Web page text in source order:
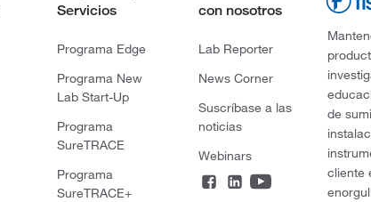
Servicios
Programa Edge
Programa New
Lab Start-Up
Programa
SureTRACE
Programa
SureTRACE+
con nosotros
Lab Reporter
News Corner
Suscríbase a las
noticias
Webinars
de
cliente